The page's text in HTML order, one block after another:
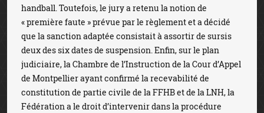
handball. Toutefois, le jury a retenu la notion de
« première faute » prévue par le règlement et a décidé
que la sanction adaptée consistait à assortir de sursis
deux des six dates de suspension. Enfin, sur le plan
judiciaire, la Chambre de l’Instruction de la Cour d’Appel
de Montpellier ayant confirmé la recevabilité de
constitution de partie civile de la FFHB et de la LNH, la
Fédération a le droit d’intervenir dans la procédure